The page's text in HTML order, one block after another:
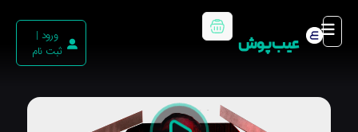
عیب پوش
ورود |
ثبت نام